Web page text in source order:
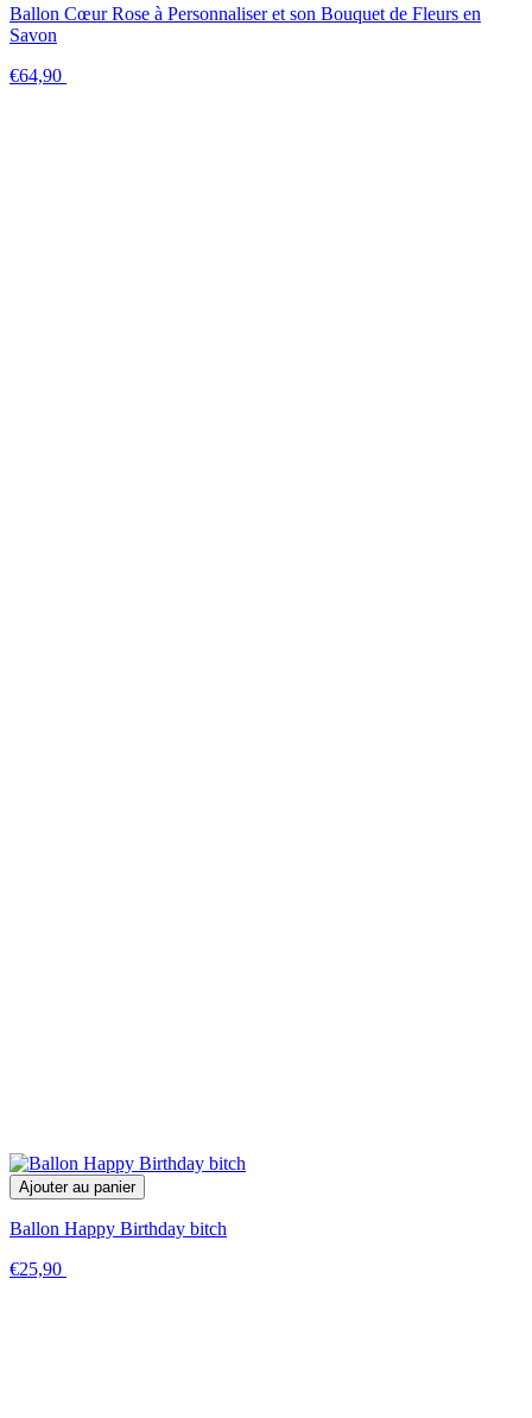
Ballon Cœur Rose à Personnaliser et son Bouquet de Fleurs en
Savon
€64,90
Ajouter au panier
Ballon Happy Birthday bitch
€25,90